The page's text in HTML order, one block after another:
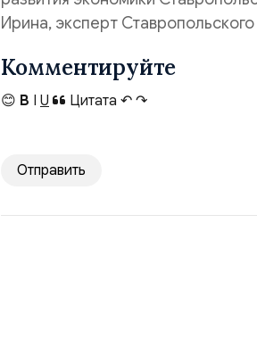
Ирина, эксперт
Комментируйте
😊 B I U Цитата ↶ ↷
Отправить